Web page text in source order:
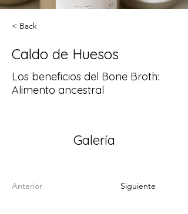
< Back
Caldo de Huesos
Los beneficios del Bone Broth:
Alimento ancestral
Galería
Anterior Siguiente